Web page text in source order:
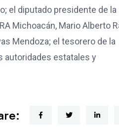
el diputado presidente de la
Michoacán, Mario Alberto
Mendoza; el tesorero de la
autoridades estatales y